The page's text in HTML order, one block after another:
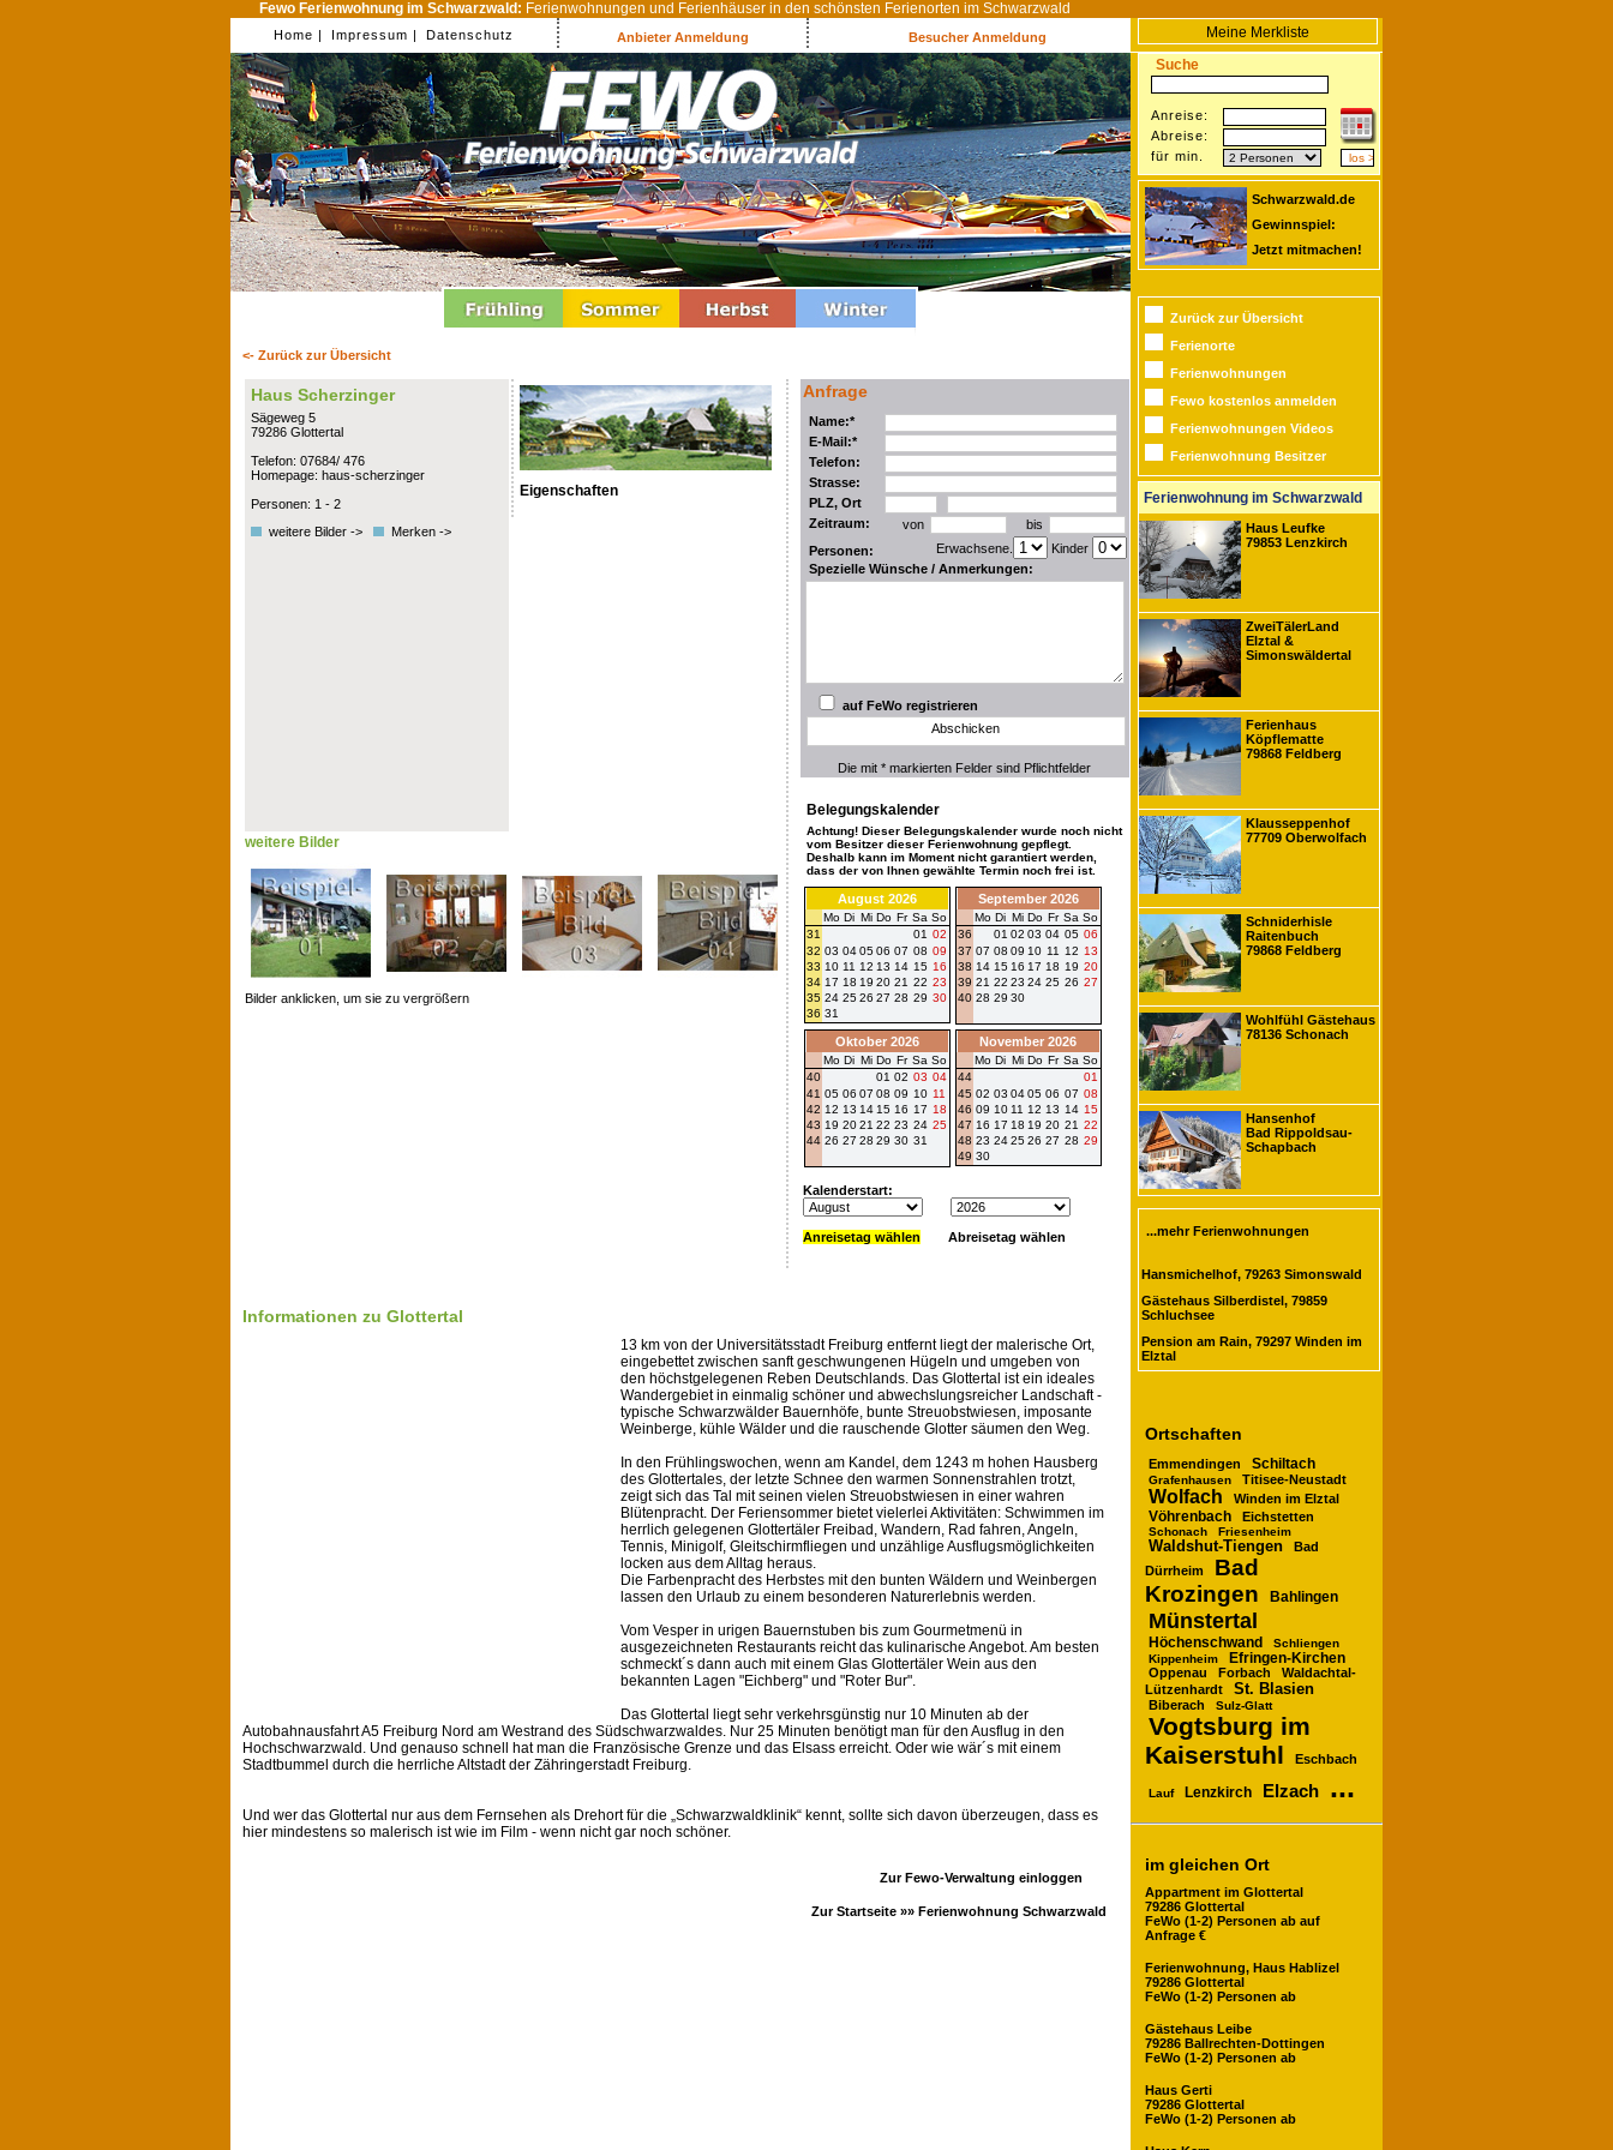
Fewo Ferienwohnung im Schwarzwald: Ferienwohnungen und Ferienhäuser in den schönsten Ferienorten im Schwarzwald
Home | Impressum | Datenschutz Anbieter Anmeldung Besucher Anmeldung
Meine Merkliste
Suche
Anreise:
Abreise:
für min.
Schwarzwald.de
Gewinnspiel:
Jetzt mitmachen!
<- Zurück zur Übersicht
Haus Scherzinger
Sägeweg 5
79286 Glottertal
Telefon: 07684/ 476
Homepage: haus-scherzinger
Personen: 1 - 2
weitere Bilder ->
Merken ->
Eigenschaften
Anfrage
Name:*
E-Mail:*
Telefon:
Strasse:
PLZ, Ort
Zeitraum:
von
bis
Personen:
Erwachsene.
Kinder
Spezielle Wünsche / Anmerkungen:
auf FeWo registrieren
Abschicken
Die mit * markierten Felder sind Pflichtfelder
Belegungskalender
Achtung! Dieser Belegungskalender wurde noch nicht
vom Besitzer dieser Ferienwohnung gepflegt.
Deshalb kann im Moment nicht garantiert werden,
dass der von Ihnen gewählte Termin noch frei ist.
August 2026
Mo Di Mi Do Fr Sa So
31
01 02
32 03 04 05 06 07 08 09
33 10 11 12 13 14 15 16
34 17 18 19 20 21 22 23
35 24 25 26 27 28 29 30
36 31
September 2026
Mo Di Mi Do Fr Sa So
36
01 02 03 04 05 06
37 07 08 09 10 11 12 13
38 14 15 16 17 18 19 20
39 21 22 23 24 25 26 27
40 28 29 30
Oktober 2026
Mo Di Mi Do Fr Sa So
40
01 02 03 04
41 05 06 07 08 09 10 11
42 12 13 14 15 16 17 18
43 19 20 21 22 23 24 25
44 26 27 28 29 30 31
November 2026
Mo Di Mi Do Fr Sa So
44
01
45 02 03 04 05 06 07 08
46 09 10 11 12 13 14 15
47 16 17 18 19 20 21 22
48 23 24 25 26 27 28 29
49 30
Kalenderstart:
Anreisetag wählen Abreisetag wählen
weitere Bilder
Bilder anklicken, um sie zu vergrößern
Informationen zu Glottertal
13 km von der Universitätsstadt Freiburg entfernt liegt der malerische Ort,
eingebettet zwischen sanft geschwungenen Hügeln und umgeben von
den höchstgelegenen Reben Deutschlands. Das Glottertal ist ein ideales
Wandergebiet in einmalig schöner und abwechslungsreicher Landschaft -
typische Schwarzwälder Bauernhöfe, bunte Streuobstwiesen, imposante
Weinberge, kühle Wälder und die rauschende Glotter säumen den Weg.
In den Frühlingswochen, wenn am Kandel, dem 1243 m hohen Hausberg
des Glottertales, der letzte Schnee den warmen Sonnenstrahlen trotzt,
zeigt sich das Tal mit seinen vielen Streuobstwiesen in einer wahren
Blütenpracht. Der Feriensommer bietet vielerlei Aktivitäten: Schwimmen im
herrlich gelegenen Glottertäler Freibad, Wandern, Rad fahren, Angeln,
Tennis, Minigolf, Gleitschirmfliegen und unzählige Ausflugsmöglichkeiten
locken aus dem Alltag heraus.
Die Farbenpracht des Herbstes mit den bunten Wäldern und Weinbergen
lassen den Urlaub zu einem besonderen Naturerlebnis werden.
Vom Vesper in urigen Bauernstuben bis zum Gourmetmenü in
ausgezeichneten Restaurants reicht das kulinarische Angebot. Am besten
schmeckt´s dann auch mit einem Glas Glottertäler Wein aus den
bekannten Lagen "Eichberg" und "Roter Bur".
Das Glottertal liegt sehr verkehrsgünstig nur 10 Minuten ab der
Autobahnausfahrt A5 Freiburg Nord am Westrand des Südschwarzwaldes. Nur 25 Minuten benötigt man für den Ausflug in den
Hochschwarzwald. Und genauso schnell hat man die Französische Grenze und das Elsass erreicht. Oder wie wär´s mit einem
Stadtbummel durch die herrliche Altstadt der Zähringerstadt Freiburg.
Und wer das Glottertal nur aus dem Fernsehen als Drehort für die „Schwarzwaldklinik“ kennt, sollte sich davon überzeugen, dass es
hier mindestens so malerisch ist wie im Film - wenn nicht gar noch schöner.
Zur Fewo-Verwaltung einloggen
Zur Startseite »» Ferienwohnung Schwarzwald
Zurück zur Übersicht
Ferienorte
Ferienwohnungen
Fewo kostenlos anmelden
Ferienwohnungen Videos
Ferienwohnung Besitzer
Ferienwohnung im Schwarzwald
Haus Leufke
79853 Lenzkirch
ZweiTälerLand
Elztal &
Simonswäldertal
Ferienhaus
Köpflematte
79868 Feldberg
Klausseppenhof
77709 Oberwolfach
Schniderhisle
Raitenbuch
79868 Feldberg
Wohlfühl Gästehaus
78136 Schonach
Hansenhof
Bad Rippoldsau-
Schapbach
...mehr Ferienwohnungen
Hansmichelhof, 79263 Simonswald
Gästehaus Silberdistel, 79859
Schluchsee
Pension am Rain, 79297 Winden im
Elztal
Ortschaften
Emmendingen Schiltach
Grafenhausen Titisee-Neustadt
Wolfach Winden im Elztal
Vöhrenbach Eichstetten
Schonach Friesenheim
Waldshut-Tiengen
Bad
Dürrheim
Bad
Krozingen
Bahlingen
Münstertal
Höchenschwand
Schliengen
Kippenheim
Efringen-Kirchen
Oppenau
Forbach
Waldachtal-
Lützenhardt
St. Blasien
Biberach Sulz-Glatt
Vogtsburg im
Kaiserstuhl
Eschbach
Lauf Lenzkirch Elzach ...
im gleichen Ort
Appartment im Glottertal
79286 Glottertal
FeWo (1-2) Personen ab auf
Anfrage €
Ferienwohnung, Haus Hablizel
79286 Glottertal
FeWo (1-2) Personen ab
Gästehaus Leibe
79286 Ballrechten-Dottingen
FeWo (1-2) Personen ab
Haus Gerti
79286 Glottertal
FeWo (1-2) Personen ab